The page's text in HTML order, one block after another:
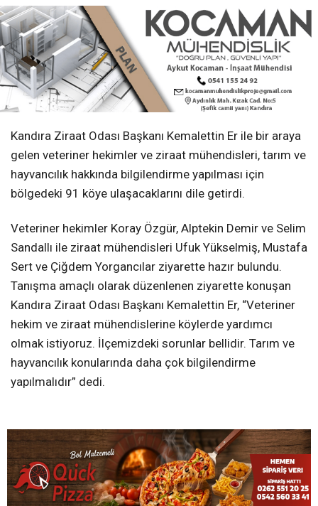
Kandıra Ziraat Odası Başkanı Kemalettin Er ile bir araya
gelen veteriner hekimler ve ziraat mühendisleri, tarım ve
hayvancılık hakkında bilgilendirme yapılması için
bölgedeki 91 köye ulaşacaklarını dile getirdi.
Veteriner hekimler Koray Özgür, Alptekin Demir ve Selim
Sandallı ile ziraat mühendisleri Ufuk Yükselmiş, Mustafa
Sert ve Çiğdem Yorgancılar ziyarette hazır bulundu.
Tanışma amaçlı olarak düzenlenen ziyarette konuşan
Kandıra Ziraat Odası Başkanı Kemalettin Er, “Veteriner
hekim ve ziraat mühendislerine köylerde yardımcı
olmak istiyoruz. İlçemizdeki sorunlar bellidir. Tarım ve
hayvancılık konularında daha çok bilgilendirme
yapılmalıdır” dedi.